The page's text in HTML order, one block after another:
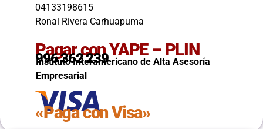
04133198615
Ronal Rivera Carhuapuma
Pagar con YAPE – PLIN
996 362 239
Instituto Interamericano de Alta Asesoría
Empresarial
«Paga con Visa»